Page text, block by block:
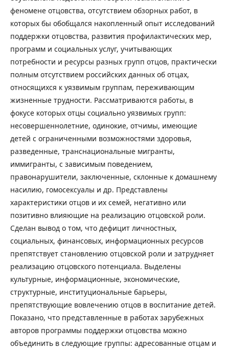
феномене отцовства, отсутствием обзорных работ, в
которых бы обобщался накопленный опыт исследований
поддержки отцовства, развития профилактических мер,
программ и социальных услуг, учитывающих
потребности и ресурсы разных групп отцов, практически
полным отсутствием российских данных об отцах,
относящихся к уязвимым группам, переживающим
жизненные трудности. Рассматриваются работы, в
фокусе которых отцы социально уязвимых групп:
несовершеннолетние, одинокие, отчимы, имеющие
детей с ограниченными возможностями здоровья,
разведенные, транснациональные мигранты,
иммигранты, с зависимым поведением,
правонарушители, заключенные, склонные к домашнему
насилию, гомосексуалы и др. Представлены
характеристики отцов и их семей, негативно или
позитивно влияющие на реализацию отцовской роли.
Сделан вывод о том, что дефицит личностных,
социальных, финансовых, информационных ресурсов
препятствует становлению отцовской роли и затрудняет
реализацию отцовского потенциала. Выделены
культурные, информационные, экономические,
структурные, институциональные барьеры,
препятствующие вовлечению отцов в воспитание детей.
Показано, что представленные в работах зарубежных
авторов программы поддержки отцовства можно
объединить в следующие группы: адресованные отцам и